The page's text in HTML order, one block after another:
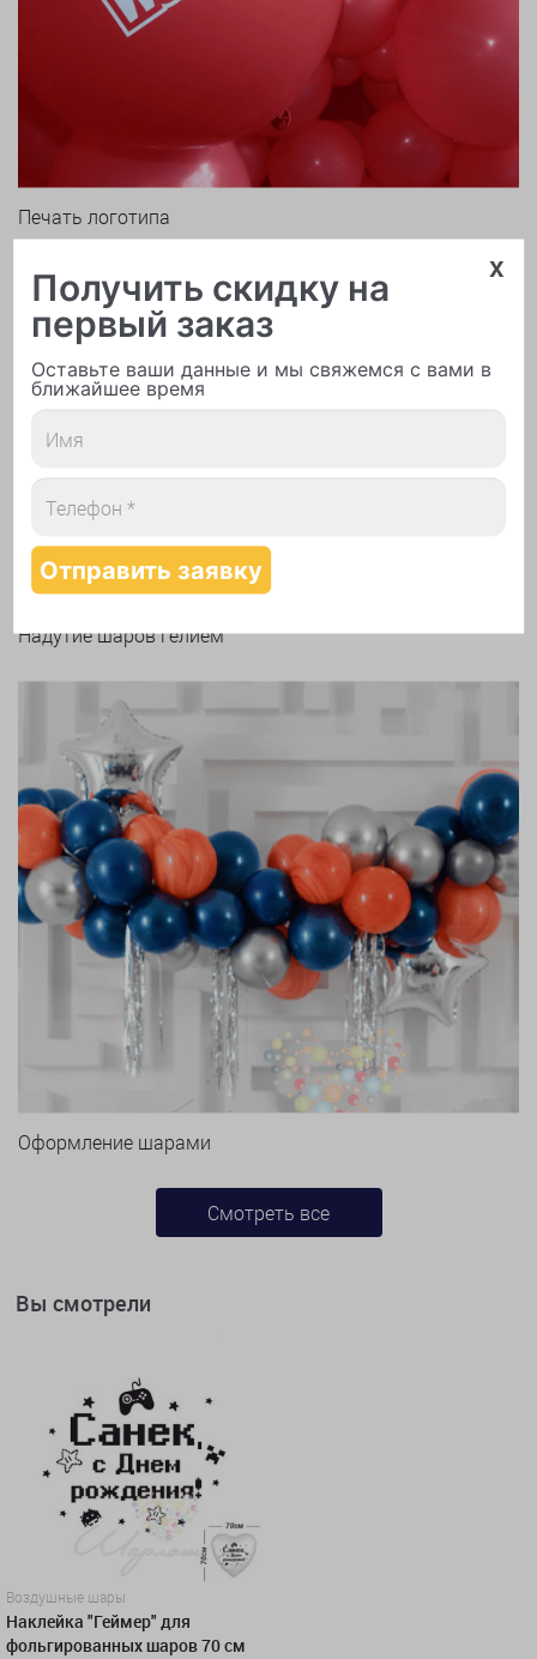
Печать логотипа
Надутие шаров гелием
Оформление шарами
Смотреть все
Вы смотрели
Воздушные шары
Наклейка "Геймер" для
фольгированных шаров 70 см
x
Получить скидку на
первый заказ
Оставьте ваши данные и мы свяжемся с вами в
ближайшее время